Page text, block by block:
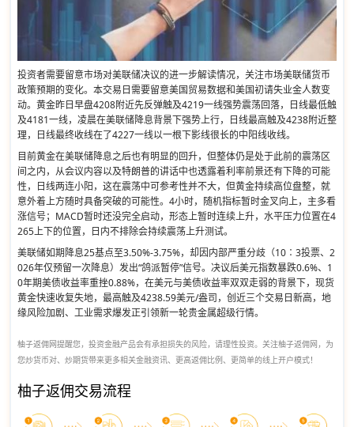
投资者需要留意市场对美联储决议的进一步解读情况，关注市场美联储货币
政策预期的变化。本交易日需要留意美国贸易数据和美国初请失业金人数变
动。黄金昨日早盘4208附近先反弹触及4219一线强势震荡回落，日线最低触
及4181一线，凌晨在美联储降息背景下强势上行，日线最高触及4238附近整
理，日线最终收线在了4227一线以一根下影线很长的中阳线收线。
目前黄金在美联储降息之后也有明显的回升，但整体仍是处于此前的震荡区
间之内，从会议内容以及特朗普的讲话中也透露着利率前景还有下降的可能
性，日线两连小阳，这在震荡中可参考性并不大，但黄金持续高位盘整，就
意外着上方随时具备突破的可能性。4小时，随机指标暂时金叉向上，主多看
涨信号；MACD暂时还没完全启动，形态上暂时连续上升，水平压力位置在4
265上下的位置，日内不排除会持续震荡上升测试。
美联储如期降息25基点至3.50%-3.75%，却因内部严重分歧（10∶3投票、2
026年仅预留一次降息）发出“鸽派暂停”信号。决议后美元指数暴跌0.6%、1
0年期美债收益率重挫0.88%，在美元与美债收益率双双走弱的背景下，现货
黄金快速收复失地，最高触及4238.59美元/盎司，创近三个交易日新高，地
缘风险加剧、工业需求爆发正引领新一轮贵金属超级行情。
柚子返佣网提醒您，投资金融产品会有承担损失的风险，请理性投资。关注柚子返佣网，为
您炒货币对、炒期货带来更多相关金融资讯、更高返佣比例、更简单的线上开户模式！
柚子返佣交易流程